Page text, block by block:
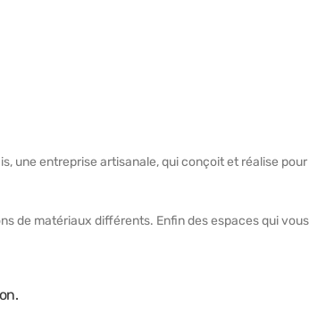
une entreprise artisanale, qui conçoit et réalise
de matériaux différents. Enfin des espaces qui